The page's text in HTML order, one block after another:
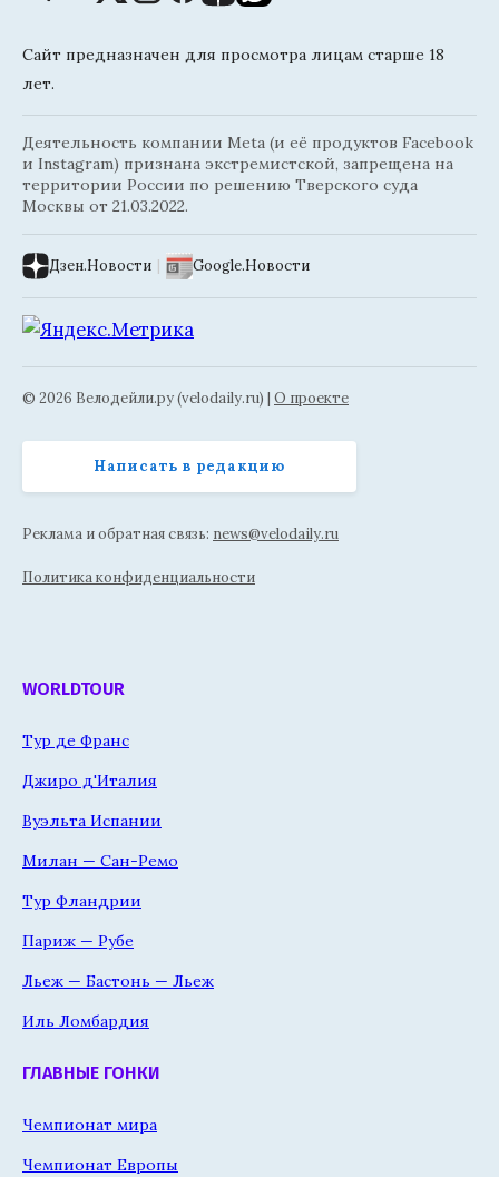
Сайт предназначен для просмотра лицам старше 18
лет.
Деятельность компании Meta (и её продуктов Facebook
и Instagram) признана экстремистской, запрещена на
территории России по решению Тверского суда
Москвы от 21.03.2022.
Дзен.Новости | Google.Новости
© 2026 Велодейли.ру (velodaily.ru) | О проекте
Написать в редакцию
Реклама и обратная связь: news@velodaily.ru
Политика конфиденциальности
WORLDTOUR
Тур де Франс
Джиро д'Италия
Вуэльта Испании
Милан — Сан-Ремо
Тур Фландрии
Париж — Рубе
Льеж — Бастонь — Льеж
Иль Ломбардия
ГЛАВНЫЕ ГОНКИ
Чемпионат мира
Чемпионат Европы